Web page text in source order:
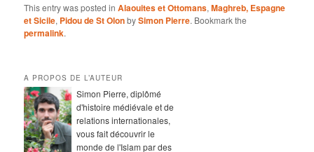
This entry was posted inAlaouites et Ottomans,Maghreb, Espagne
et Sicile, Pidou de St OlonbySimon Pierre. Bookmark the
permalink.
A PROPOS DE L’AUTEUR
Simon Pierre, diplômé
d'histoire médiévale et de
relations internationales,
vous fait découvrir le
monde de l'Islam par des